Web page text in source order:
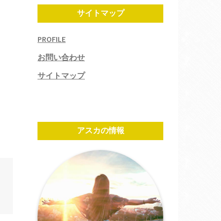
サイトマップ
PROFILE
お問い合わせ
サイトマップ
アスカの情報